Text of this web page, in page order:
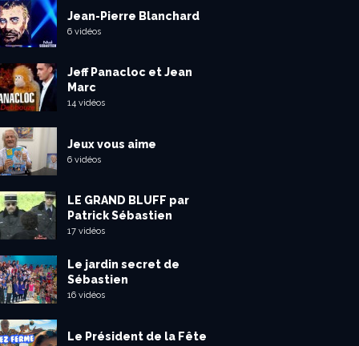
Jean-Pierre Blanchard
6 vidéos
Jeff Panacloc et Jean
Marc
14 vidéos
Jeux vous aime
6 vidéos
LE GRAND BLUFF par
Patrick Sébastien
17 vidéos
Le jardin secret de
Sébastien
16 vidéos
Le Président de la Fête